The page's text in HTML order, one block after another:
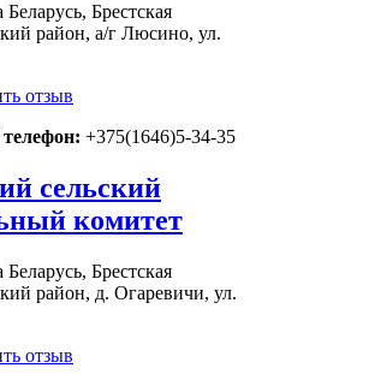
Брестская
район, а/г Люсино, ул.
отзыв
+375(1646)5-34-35
сельский
комитет
Брестская
район, д. Огаревичи, ул.
отзыв